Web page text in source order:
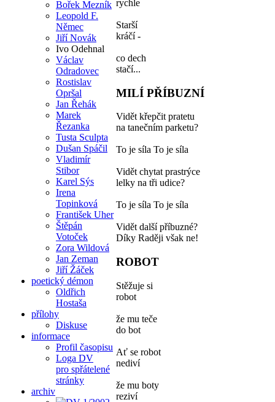
Bořek Mezník
Leopold F.
Němec
Jiří Novák
Ivo Odehnal
Václav
Odradovec
Rostislav
Opršal
Jan Řehák
Marek
Řezanka
Tusta Sculpta
Dušan Spáčil
Vladimír
Stibor
Karel Sýs
Irena
Topinková
František Uher
Štěpán
Votoček
Zora Wildová
Jan Zeman
Jiří Žáček
poetický démon
Oldřich
Hostaša
přílohy
Diskuse
informace
Profil časopisu
Loga DV
pro spřátelené
stránky
archiv
rychle
Starší
kráčí -
co dech
stačí...
MILÍ PŘÍBUZNÍ
Vidět křepčit pratetu
na tanečním parketu?
To je síla To je síla
Vidět chytat prastrýce
lelky na tři udice?
To je síla To je síla
Vidět další příbuzné?
Díky Raději však ne!
ROBOT
Stěžuje si
robot
že mu teče
do bot
Ať se robot
nediví
že mu boty
reziví